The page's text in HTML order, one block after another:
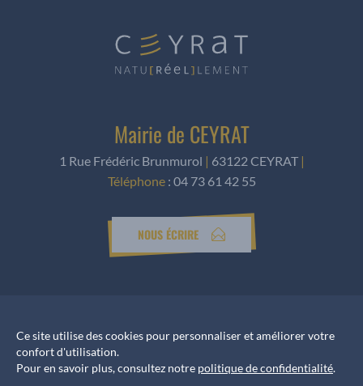
Mairie de CEYRAT
1 Rue Frédéric Brunmurol | 63122 CEYRAT |
Téléphone: 04 73 61 42 55
NOUS ÉCRIRE
Accueil services
du Lundi au Vendredi de 8h30 à 12h et de 13h30 à 17h
Ce site utilise des cookies pour personnaliser et améliorer votre
confort d'utilisation.
Pour en savoir plus, consultez notre politique de confidentialité.